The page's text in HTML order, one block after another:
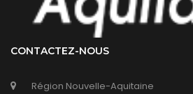
CONTACTEZ-NOUS
Région Nouvelle-Aquitaine